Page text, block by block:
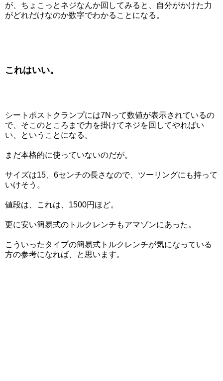
が、ちょこっとネジなんか回してみると、自分がかけた力
がどれだけなのか数字でわかることになる。
これはいい。
シートポストクランプには7Nって数値が表示されているの
で、そこのところまで力を掛けてネジを回してやればい
い、ということになる。
まだ本格的に使っていないのだが。
サイズは15、6センチの長さなので、ツーリングにも持って
いけそう。
値段は、これは、1500円ほど。
更に安い簡易式のトルクレンチもアマゾンにあった。
こういったタイプの簡易式トルクレンチが気になっている
方の参考になれば、と思います。